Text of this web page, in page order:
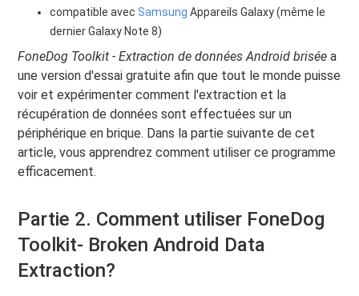
compatible avecSamsung Appareils Galaxy (même le
dernier Galaxy Note 8)
FoneDog Toolkit - Extraction de données Android briséea
une version d'essai gratuite afin que tout le monde puisse
voir et expérimenter comment l'extraction et la
récupération de données sont effectuées sur un
périphérique en brique. Dans la partie suivante de cet
article, vous apprendrez comment utiliser ce programme
efficacement.
Partie 2. Comment utiliser FoneDog
Toolkit- Broken Android Data
Extraction?